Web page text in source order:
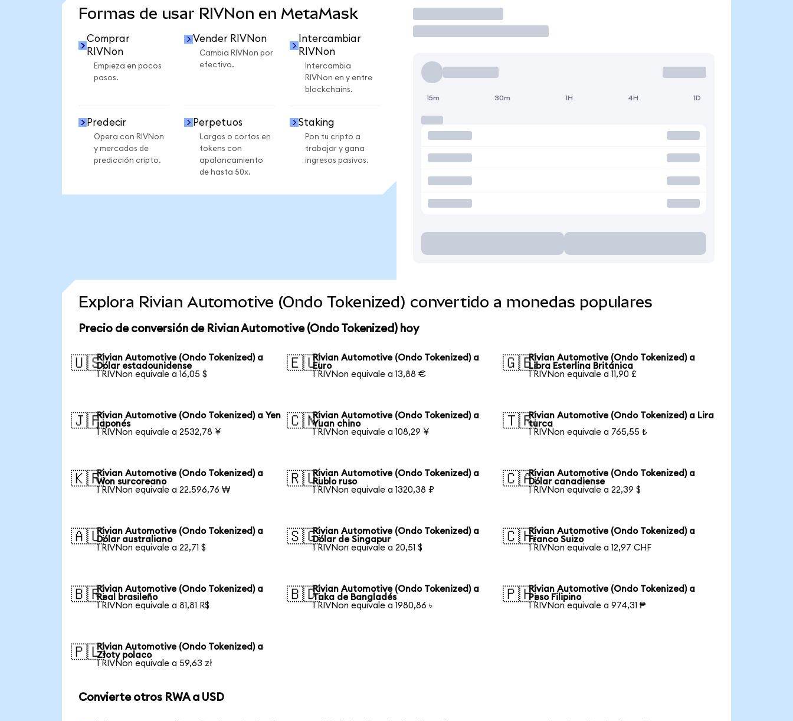
Formas de usar RIVNon en MetaMask
Comprar
RIVNon
Empieza en pocos
pasos.
Vender RIVNon
Cambia RIVNon por
efectivo.
Intercambiar
RIVNon
Intercambia
RIVNon en y entre
blockchains.
Predecir
Opera con RIVNon
y mercados de
predicción cripto.
Perpetuos
Largos o cortos en
tokens con
apalancamiento
de hasta 50x.
Staking
Pon tu cripto a
trabajar y gana
ingresos pasivos.
Operar
15m 30m 1H 4H 1D
Explora Rivian Automotive (Ondo Tokenized) convertido a monedas populares
Precio de conversión de Rivian Automotive (Ondo Tokenized) hoy
🇺🇸Rivian Automotive (Ondo Tokenized) a
Dólar estadounidense
1 RIVNon equivale a 16,05 $
🇪🇺Rivian Automotive (Ondo Tokenized) a
Euro
1 RIVNon equivale a 13,88 €
🇬🇧Rivian Automotive (Ondo Tokenized) a
Libra Esterlina Británica
1 RIVNon equivale a 11,90 £
🇯🇵Rivian Automotive (Ondo Tokenized) a Yen
japonés
1 RIVNon equivale a 2532,78 ¥
🇨🇳Rivian Automotive (Ondo Tokenized) a
Yuan chino
1 RIVNon equivale a 108,29 ¥
🇹🇷Rivian Automotive (Ondo Tokenized) a Lira
turca
1 RIVNon equivale a 765,55 ₺
🇰🇷Rivian Automotive (Ondo Tokenized) a
Won surcoreano
1 RIVNon equivale a 22.596,76 ₩
🇷🇺Rivian Automotive (Ondo Tokenized) a
Rublo ruso
1 RIVNon equivale a 1320,38 ₽
🇨🇦Rivian Automotive (Ondo Tokenized) a
Dólar canadiense
1 RIVNon equivale a 22,39 $
🇦🇺Rivian Automotive (Ondo Tokenized) a
Dólar australiano
1 RIVNon equivale a 22,71 $
🇸🇬Rivian Automotive (Ondo Tokenized) a
Dólar de Singapur
1 RIVNon equivale a 20,51 $
🇨🇭Rivian Automotive (Ondo Tokenized) a
Franco Suizo
1 RIVNon equivale a 12,97 CHF
🇧🇷Rivian Automotive (Ondo Tokenized) a
Real brasileño
1 RIVNon equivale a 81,81 R$
🇧🇩Rivian Automotive (Ondo Tokenized) a
Taka de Bangladés
1 RIVNon equivale a 1980,86 ৳
🇵🇭Rivian Automotive (Ondo Tokenized) a
Peso Filipino
1 RIVNon equivale a 974,31 ₱
🇵🇱Rivian Automotive (Ondo Tokenized) a
Złoty polaco
1 RIVNon equivale a 59,63 zł
Convierte otros RWA a USD